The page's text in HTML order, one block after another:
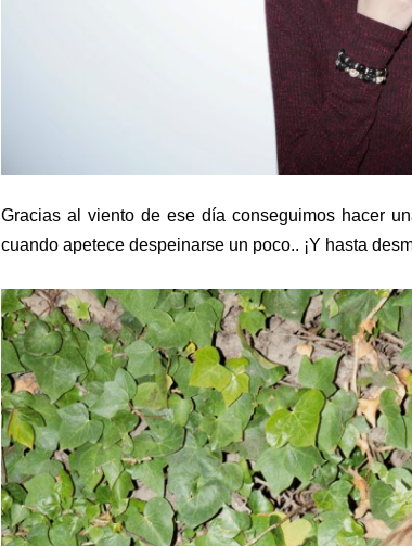
Gracias al viento de ese día conseguimos hacer
cuando apetece despeinarse un poco.. ¡Y hasta